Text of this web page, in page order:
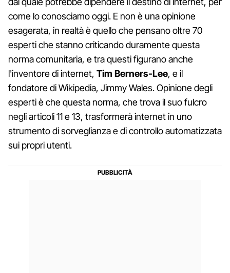
come lo conosciamo oggi. E non è una opinione
esagerata, in realtà è quello che pensano oltre 70
esperti che stanno criticando duramente questa
norma comunitaria, e tra questi figurano anche
l'inventore di internet, Tim Berners-Lee, e il
fondatore di Wikipedia, Jimmy Wales. Opinione degli
esperti è che questa norma, che trova il suo fulcro
negli articoli 11 e 13, trasformerà internet in uno
strumento di sorveglianza e di controllo automatizzata
sui propri utenti.